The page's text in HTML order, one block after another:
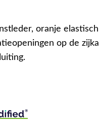
oranje elastisch
op de